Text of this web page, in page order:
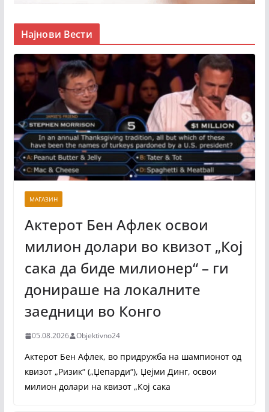
Најнови Вести
МАГАЗИН
Актерот Бен Афлек освои
милион долари во квизот „Кој
сака да биде милионер“ – ги
донираше на локалните
заедници во Конго
05.08.2026 Objektivno24
Актерот Бен Афлек, во придружба на шампионот од
квизот „Ризик“ („Џепарди“), Џејми Динг, освои
милион долари на квизот „Кој сака